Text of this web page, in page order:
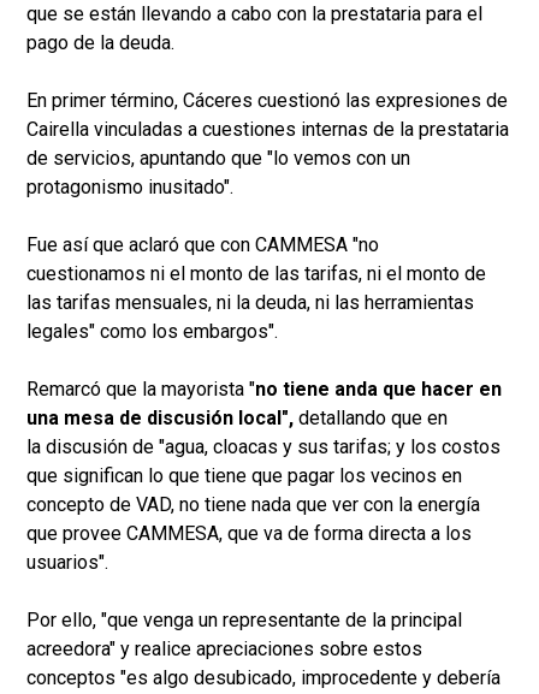
que se están llevando a cabo con la prestataria para el
pago de la deuda.
En primer término, Cáceres cuestionó las expresiones de
Cairella vinculadas a cuestiones internas de la prestataria
de servicios, apuntando que "lo vemos con un
protagonismo inusitado".
Fue así que aclaró que con CAMMESA "no
cuestionamos ni el monto de las tarifas, ni el monto de
las tarifas mensuales, ni la deuda, ni las herramientas
legales" como los embargos".
Remarcó que la mayorista "no tiene anda que hacer en
una mesa de discusión local", detallando que en
la discusión de "agua, cloacas y sus tarifas; y los costos
que significan lo que tiene que pagar los vecinos en
concepto de VAD, no tiene nada que ver con la energía
que provee CAMMESA, que va de forma directa a los
usuarios".
Por ello, "que venga un representante de la principal
acreedora" y realice apreciaciones sobre estos
conceptos "es algo desubicado, improcedente y debería